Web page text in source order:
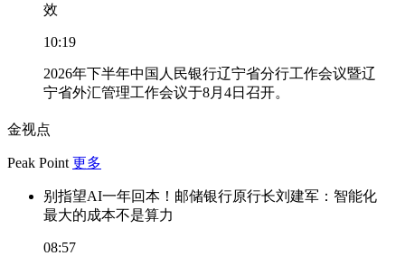
效
10:19
2026年下半年中国人民银行辽宁省分行工作会议暨辽
宁省外汇管理工作会议于8月4日召开。
金视点
Peak Point 更多
别指望AI一年回本！邮储银行原行长刘建军：智能化
最大的成本不是算力
08:57